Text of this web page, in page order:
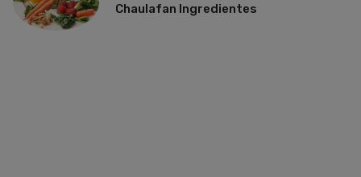
Chaulafan Ingredientes